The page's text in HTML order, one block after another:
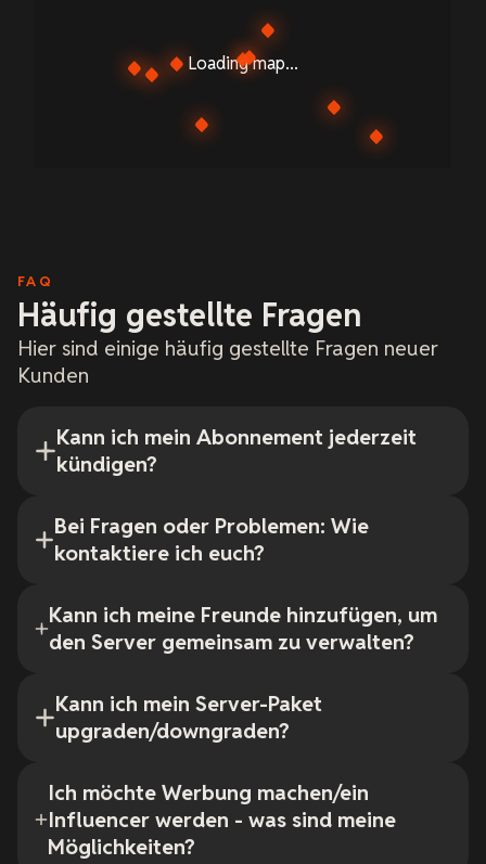
Loading map...
FAQ
Häufig gestellte Fragen
Hier sind einige häufig gestellte Fragen neuer
Kunden
Kann ich mein Abonnement jederzeit
kündigen?
Bei Fragen oder Problemen: Wie
kontaktiere ich euch?
Kann ich meine Freunde hinzufügen, um
den Server gemeinsam zu verwalten?
Kann ich mein Server-Paket
upgraden/downgraden?
Ich möchte Werbung machen/ein
Influencer werden - was sind meine
Möglichkeiten?